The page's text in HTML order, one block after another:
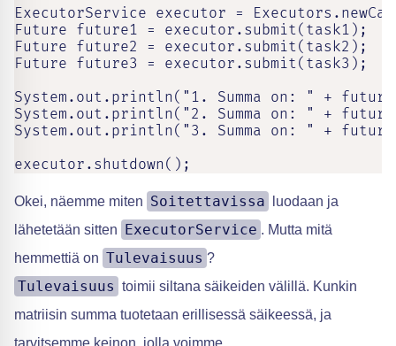
ExecutorService executor =
Future future1 = executor.submit(task1);
Future future2 = executor.submit(task2);
Future future3 = executor.submit(task3);
System.out.println("1. Summa on: " +
System.out.println("2. Summa on: " +
System.out.println("3. Summa on: " +
executor.shutdown();
Okei, näemme miten Soitettavissa
luodaan ja
lähetetään sitten ExecutorService . Mutta mitä
hemmettiä on Tulevaisuus ?
Tulevaisuus toimii siltana säikeiden välillä. Kunkin
matriisin summa tuotetaan erillisessä säikeessä, ja
tarvitsemme keinon, jolla voimme